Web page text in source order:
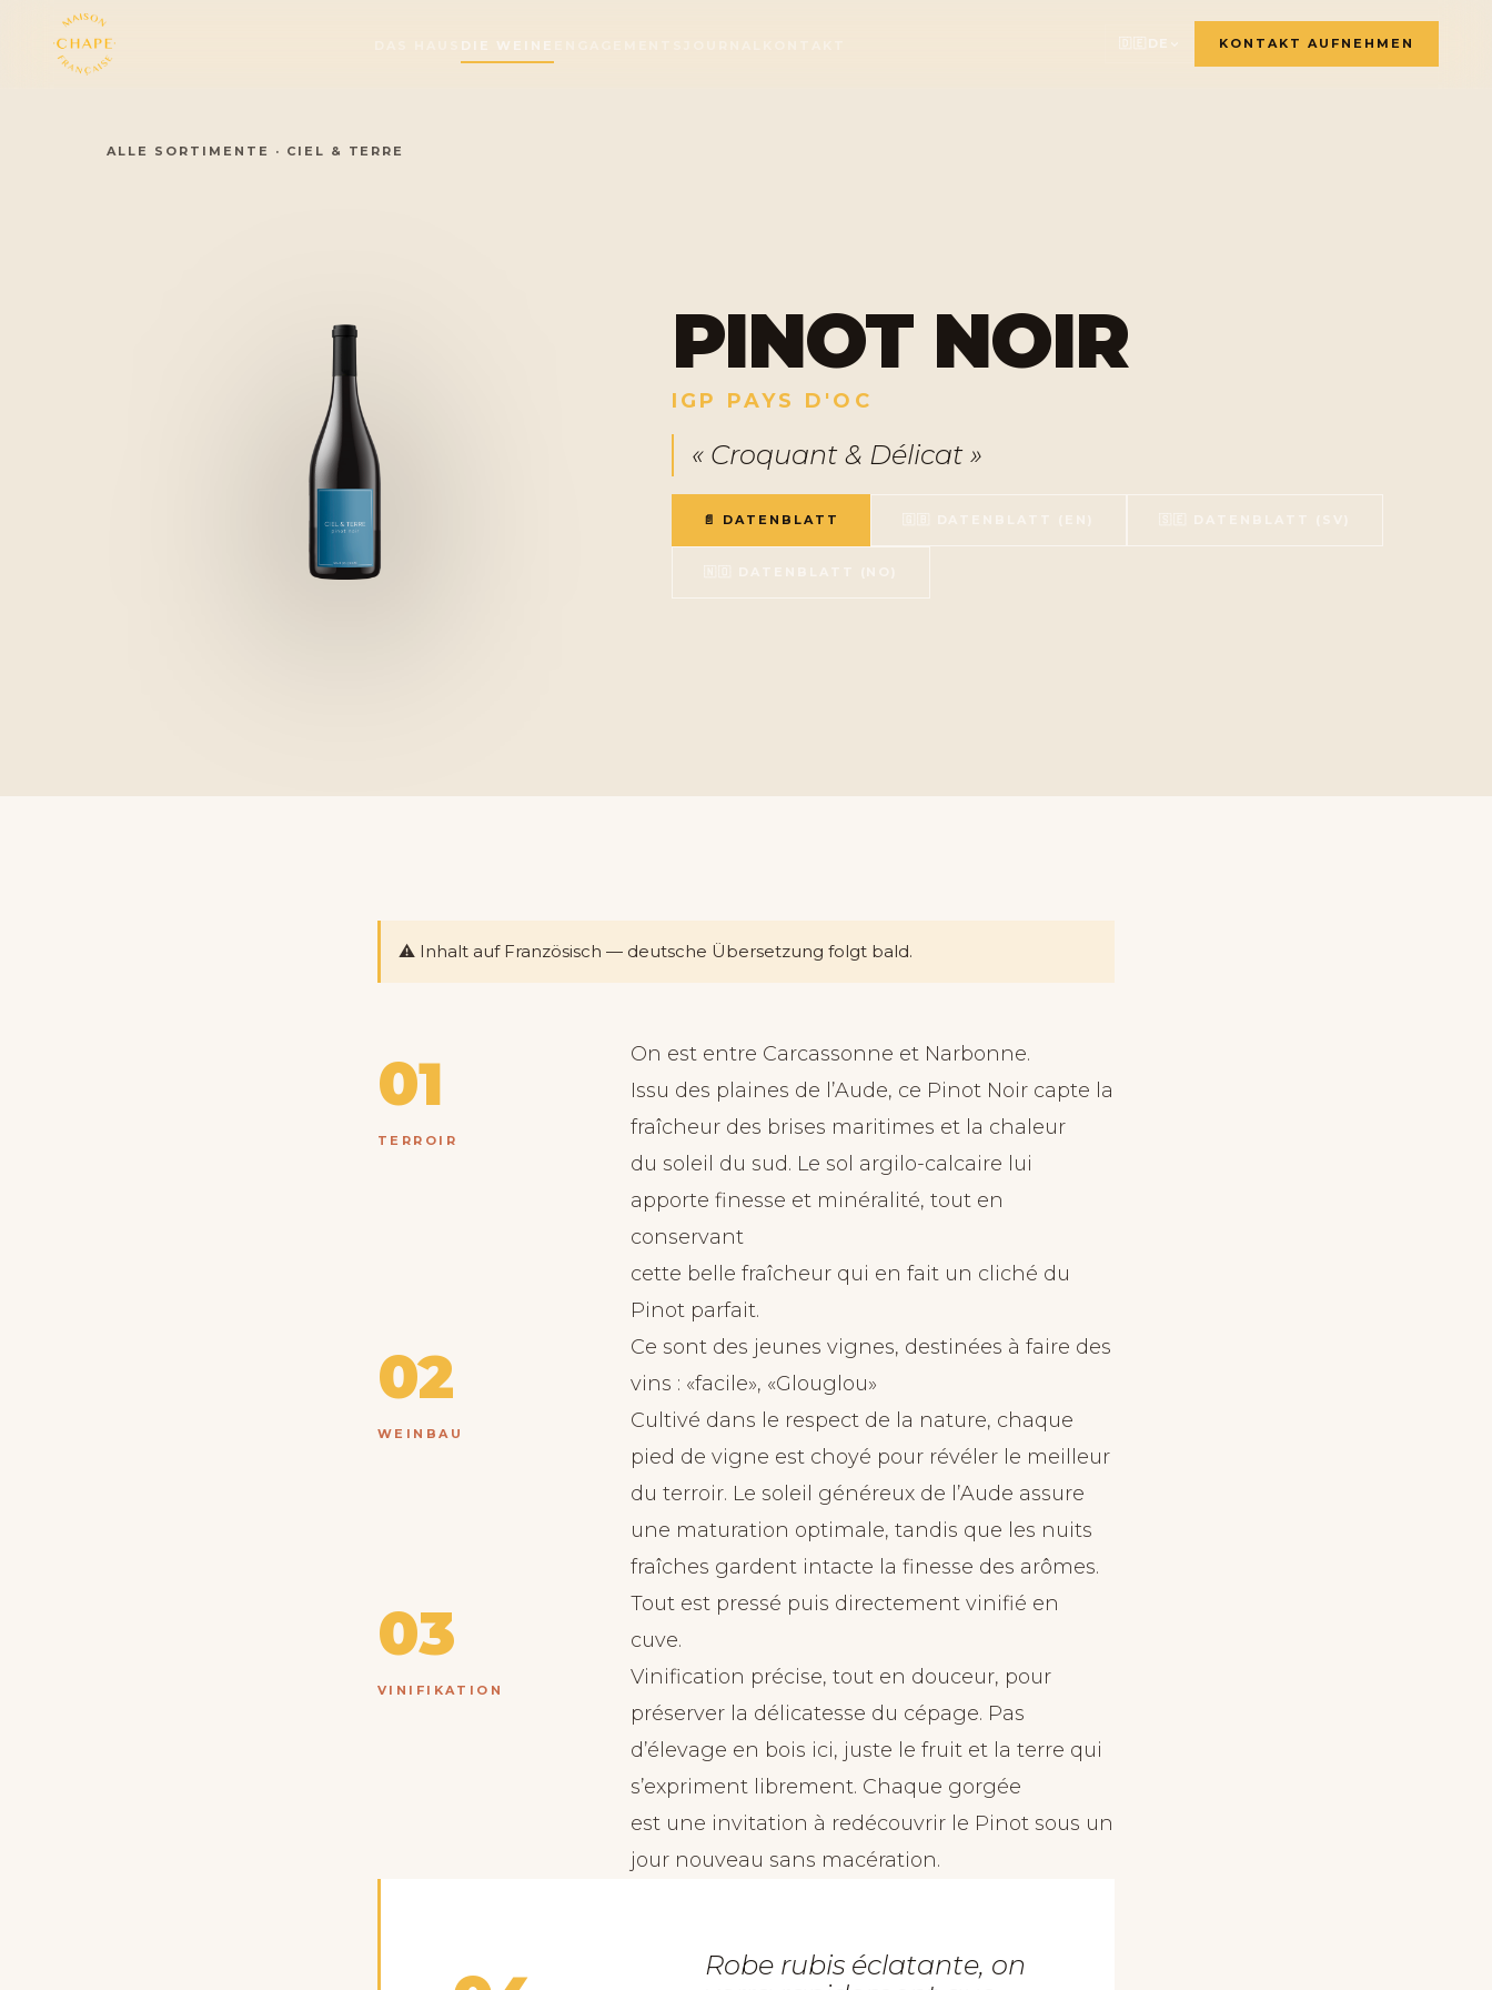
DIE WEINE 🇩🇪 DE
🇳🇴
KONTAKT AUFNEHMEN
ALLE SORTIMENTE · CIEL & TERRE
PINOT NOIR
IGP PAYS D'OC
« Croquant & Délicat »
📄 DATENBLATT
⚠️ Inhalt auf Französisch — deutsche Übersetzung folgt bald.
01
TERROIR
On est entre Carcassonne et Narbonne.
Issu des plaines de l’Aude, ce Pinot Noir capte la
fraîcheur des brises maritimes et la chaleur
du soleil du sud. Le sol argilo-calcaire lui
apporte finesse et minéralité, tout en
conservant
cette belle fraîcheur qui en fait un cliché du
Pinot parfait.
02
WEINBAU
Ce sont des jeunes vignes, destinées à faire des
vins : «facile», «Glouglou»
Cultivé dans le respect de la nature, chaque
pied de vigne est choyé pour révéler le meilleur
du terroir. Le soleil généreux de l’Aude assure
une maturation optimale, tandis que les nuits
fraîches gardent intacte la finesse des arômes.
03
VINIFIKATION
Tout est pressé puis directement vinifié en
cuve.
Vinification précise, tout en douceur, pour
préserver la délicatesse du cépage. Pas
d’élevage en bois ici, juste le fruit et la terre qui
s’expriment librement. Chaque gorgée
est une invitation à redécouvrir le Pinot sous un
jour nouveau sans macération.
Robe rubis éclatante, on